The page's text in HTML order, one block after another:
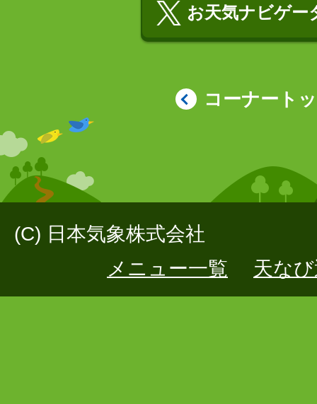
お天気ナビゲー
コーナート
(C) 日本気象株式会社
メニュー一覧
天な